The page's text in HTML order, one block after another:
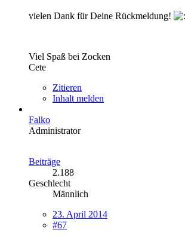
vielen Dank für Deine Rückmeldung!
Viel Spaß bei Zocken
Cete
Zitieren
Inhalt melden
Falko
Administrator
Beiträge
2.188
Geschlecht
Männlich
23. April 2014
#67